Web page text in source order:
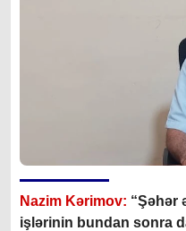
Nazim Kərimov: “Şəhər
işlərinin bundan sonra